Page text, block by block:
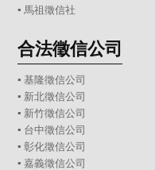
▪ 馬祖徵信社
合法徵信公司
▪基隆徵信公司
▪ 新北徵信公司
▪ 新竹徵信公司
▪ 台中徵信公司
▪彰化徵信公司
▪嘉義徵信公司